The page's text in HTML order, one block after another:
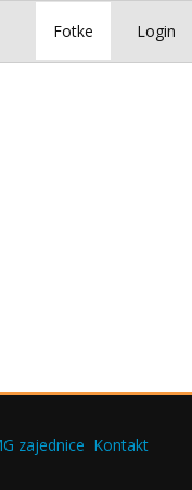
Login
Fotke
zajednice Kontakt